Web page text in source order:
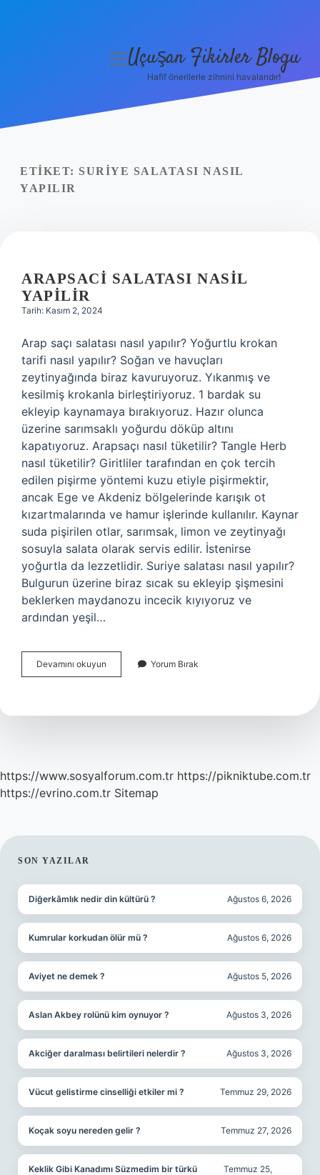
Yasal Uyarı
menüyü
Uçuşan Fikirler Blogu
Hafif önerilerle zihnini havalandır!
ETIKET: SURIYE SALATASI NASIL
YAPILIR
ARAPSACI SALATASI NASIL
YAPILIR
Tarih: Kasım 2, 2024
Arap saçı salatası nasıl yapılır? Yoğurtlu krokan
tarifi nasıl yapılır? Soğan ve havuçları
zeytinyağında biraz kavuruyoruz. Yıkanmış ve
kesilmiş krokanla birleştiriyoruz. 1 bardak su
ekleyip kaynamaya bırakıyoruz. Hazır olunca
üzerine sarımsaklı yoğurdu döküp altını
kapatıyoruz. Arapsaçı nasıl tüketilir? Tangle Herb
nasıl tüketilir? Giritliler tarafından en çok tercih
edilen pişirme yöntemi kuzu etiyle pişirmektir,
ancak Ege ve Akdeniz bölgelerinde karışık ot
kızartmalarında ve hamur işlerinde kullanılır. Kaynar
suda pişirilen otlar, sarımsak, limon ve zeytinyağı
sosuyla salata olarak servis edilir. İstenirse
yoğurtla da lezzetlidir. Suriye salatası nasıl yapılır?
Bulgurun üzerine biraz sıcak su ekleyip şişmesini
beklerken maydanozu incecik kıyıyoruz ve
ardından yeşil…
Devamını okuyun Arapsaci
Salatası
Yorum Bırak
https://www.sosyalforum.com.tr https://pikniktube.com.tr
https://evrino.com.tr Sitemap
SIDEBAR
SON YAZILAR
Diğerkâmlık nedir din kültürü ? Ağustos 6, 2026
Kumrular korkudan ölür mü ? Ağustos 6, 2026
Aviyet ne demek ? Ağustos 5, 2026
Aslan Akbey rolünü kim oynuyor ? Ağustos 3, 2026
Akciğer daralması belirtileri nelerdir ? Ağustos 3, 2026
Vücut gelistirme cinselliği etkiler mi ? Temmuz 29, 2026
Koçak soyu nereden gelir ? Temmuz 27, 2026
Keklik Gibi Kanadımı Süzmedim bir türkü
Temmuz 25,